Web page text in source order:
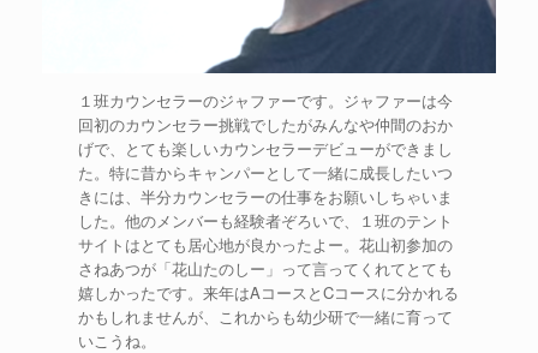
１班カウンセラーのジャファーです。ジャファーは今
回初のカウンセラー挑戦でしたがみんなや仲間のおか
げで、とても楽しいカウンセラーデビューができまし
た。特に昔からキャンパーとして一緒に成長したいつ
きには、半分カウンセラーの仕事をお願いしちゃいま
した。他のメンバーも経験者ぞろいで、１班のテント
サイトはとても居心地が良かったよー。花山初参加の
さねあつが「花山たのしー」って言ってくれてとても
嬉しかったです。来年はAコースとCコースに分かれる
かもしれませんが、これからも幼少研で一緒に育って
いこうね。